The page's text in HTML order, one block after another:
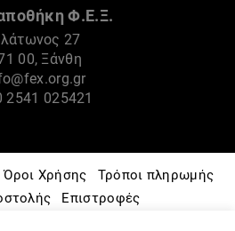
Φ.Ε.Ξ.
27
00, Ξάνθη
2541 025421
Όροι Χρήσης
Τρόποι πληρωμής
Επιστροφές